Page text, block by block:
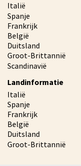
Italië
Spanje
Frankrijk
België
Duitsland
Groot-Brittannië
Scandinavië
Landinformatie
Italië
Spanje
Frankrijk
België
Duitsland
Groot-Brittannië